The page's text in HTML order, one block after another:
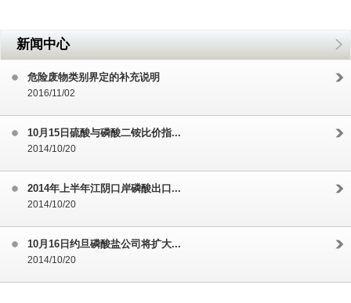
新闻中心
危险废物类别界定的补充说明
2016/11/02
10月15日硫酸与磷酸二铵比价指...
2014/10/20
2014年上半年江阴口岸磷酸出口...
2014/10/20
10月16日约旦磷酸盐公司将扩大...
2014/10/20